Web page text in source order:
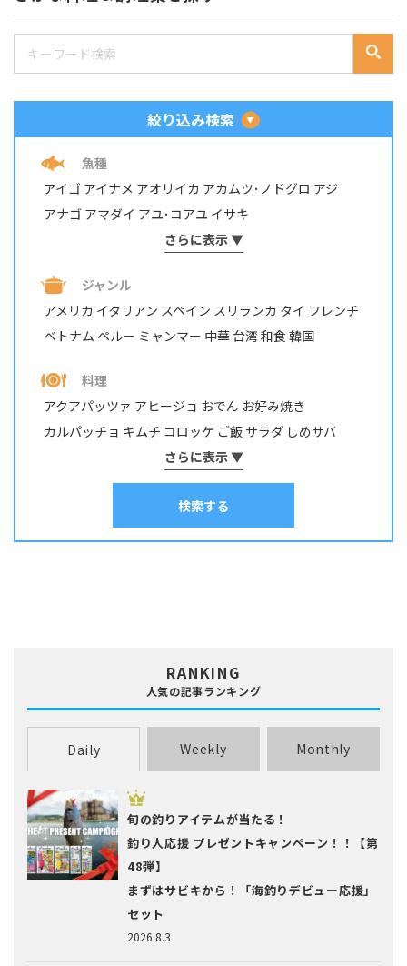
絞り込み検索
魚種
アイゴ アイナメ アオリイカ アカムツ･ノドグロ アジ
アナゴ アマダイ アユ･コアユ イサキ
イシダイ・イシガキダイイスズミイトヨリダイ
オイカワ・カワムツ・モロコ
カツオ カマス カレイカワハギカンパチ
キジハタ・アコウキスキュウセン･ベラ
グチ･イシモチ
コイ・ニゴイ
コウイカ コブダイ
サケ･アキアジ
サッパ・コノシロ
サバ サヨリ サワラ・サゴシ シイラ
スルメイカソイ
ニザダイ・サンノジニシンネズミゴチ・メゴチ
さらに表示 ▼
ジャンル
アメリカ イタリアン スペイン スリランカ タイ フレンチ
ベトナム ペルー ミャンマー 中華 台湾 和食 韓国
料理
アクアパッツァ アヒージョ おでん お好み焼き
カルパッチョ キムチ コロッケ ご飯 サラダ しめサバ
そうめん ソテータコ焼き
パスタホイル焼きマリネみりん干し
刺身南蛮漬け
揚げ物昆布締め春巻き汁物漬け料理
さらに表示 ▼
検索する
RANKING
人気の記事ランキング
Daily Weekly Monthly
2026.8.3
旬の釣りアイテムが当たる！
釣り人応援 プレゼントキャンペーン！！【第
48弾】
まずはサビキから！「海釣りデビュー応援」
セット